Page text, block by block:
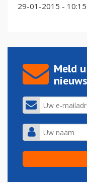
29-01-2015 - 10:15
Meld